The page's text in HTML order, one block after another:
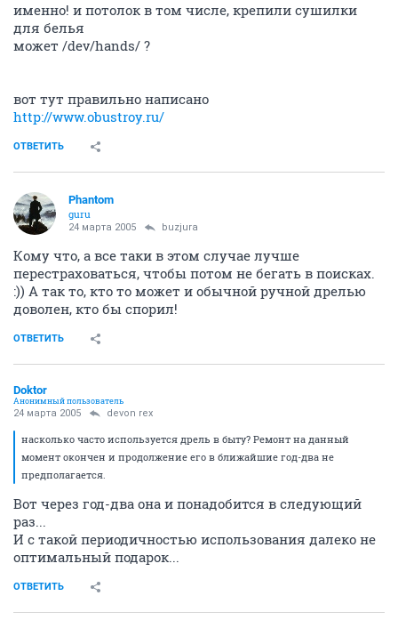
именно! и потолок в том числе, крепили сушилки
для белья
может /dev/hands/ ?
вот тут правильно написано
http://www.obustroy.ru/
ОТВЕТИТЬ
Phantom
guru
24 марта 2005 buzjura
Кому что, а все таки в этом случае лучше
перестраховаться, чтобы потом не бегать в поисках.
:)) А так то, кто то может и обычной ручной дрелью
доволен, кто бы спорил!
ОТВЕТИТЬ
Doktor
Анонимный пользователь
24 марта 2005 devon rex
насколько часто используется дрель в быту? Ремонт на данный
момент окончен и продолжение его в ближайшие год-два не
предполагается.
Вот через год-два она и понадобится в следующий
раз...
И с такой периодичностью использования далеко не
оптимальный подарок...
ОТВЕТИТЬ